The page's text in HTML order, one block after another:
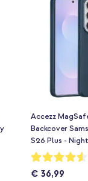
Accezz
Backcover
S26 Plus -
Waardering:
90%
€ 36,99